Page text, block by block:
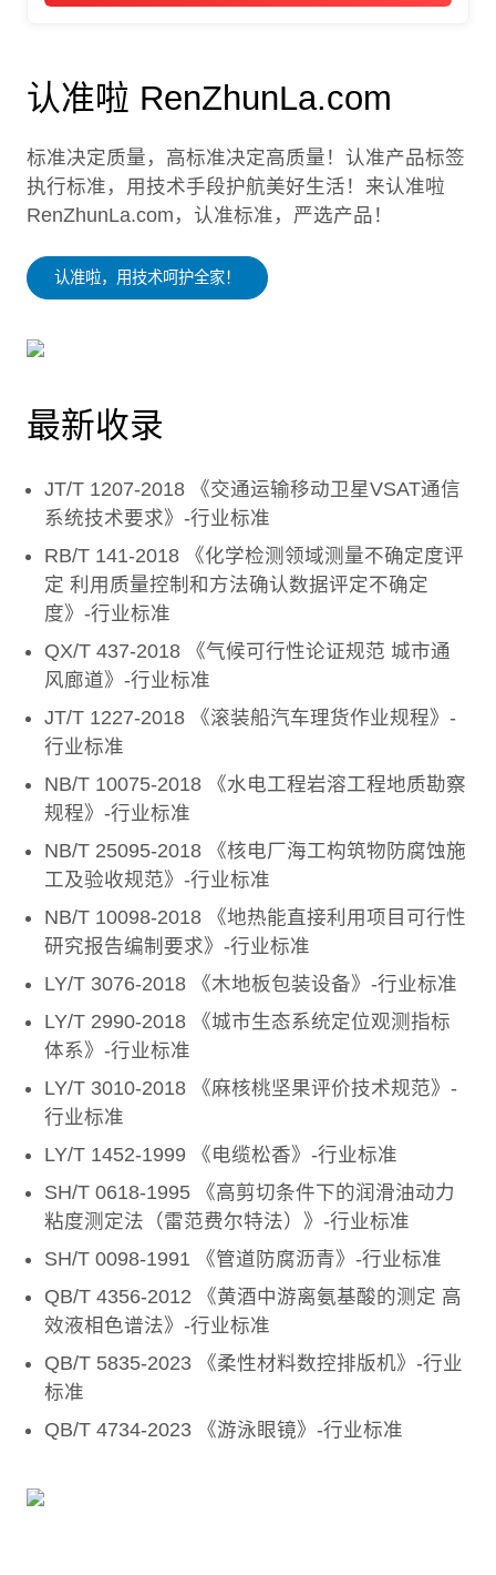
认准啦 RenZhunLa.com
标准决定质量，高标准决定高质量！认准产品标签
执行标准，用技术手段护航美好生活！来认准啦
RenZhunLa.com，认准标准，严选产品！
认准啦，用技术呵护全家！
最新收录
JT/T 1207-2018 《交通运输移动卫星VSAT通信
系统技术要求》-行业标准
RB/T 141-2018 《化学检测领域测量不确定度评
定 利用质量控制和方法确认数据评定不确定
度》-行业标准
QX/T 437-2018 《气候可行性论证规范 城市通
风廊道》-行业标准
JT/T 1227-2018 《滚装船汽车理货作业规程》-
行业标准
NB/T 10075-2018 《水电工程岩溶工程地质勘察
规程》-行业标准
NB/T 25095-2018 《核电厂海工构筑物防腐蚀施
工及验收规范》-行业标准
NB/T 10098-2018 《地热能直接利用项目可行性
研究报告编制要求》-行业标准
LY/T 3076-2018 《木地板包装设备》-行业标准
LY/T 2990-2018 《城市生态系统定位观测指标
体系》-行业标准
LY/T 3010-2018 《麻核桃坚果评价技术规范》-
行业标准
LY/T 1452-1999 《电缆松香》-行业标准
SH/T 0618-1995 《高剪切条件下的润滑油动力
粘度测定法（雷范费尔特法）》-行业标准
SH/T 0098-1991 《管道防腐沥青》-行业标准
QB/T 4356-2012 《黄酒中游离氨基酸的测定 高
效液相色谱法》-行业标准
QB/T 5835-2023 《柔性材料数控排版机》-行业
标准
QB/T 4734-2023 《游泳眼镜》-行业标准